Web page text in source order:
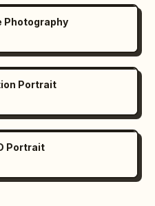
Photography
Portrait
Portrait